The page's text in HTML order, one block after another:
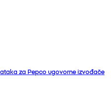
za Pepco ugovorne izvođače